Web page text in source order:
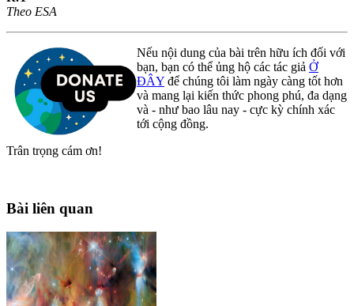
Theo ESA
Nếu nội dung của bài trên hữu ích đối với
bạn, bạn có thể ủng hộ các tác giả Ở
ĐÂY để chúng tôi làm ngày càng tốt hơn
và mang lại kiến thức phong phú, đa dạng
và - như bao lâu nay - cực kỳ chính xác
tới cộng đồng.
Trân trọng cám ơn!
Bài liên quan